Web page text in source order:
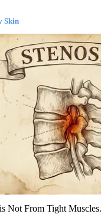
Skin
Not From Tight